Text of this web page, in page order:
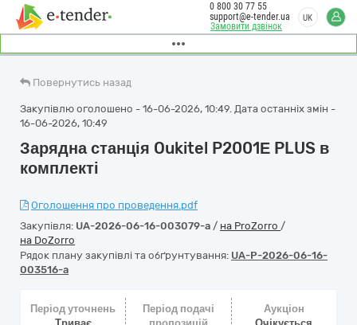
Замовити дзвінок
0 800 30 77 55
support@e-tender.ua
UK
Повернутись назад
Закупівлю оголошено - 16-06-2026, 10:49. Дата останніх змін -
16-06-2026, 10:49
Зарядна станція Oukitel P2001Е PLUS в
комплекті
Оголошення про проведення.pdf
Закупівля: UA-2026-06-16-003079-a / на ProZorro /
на DoZorro
Рядок плану закупівлі та обґрунтування: UA-P-2026-06-16-
003516-a
Період уточнень
Період подачі
Аукціон